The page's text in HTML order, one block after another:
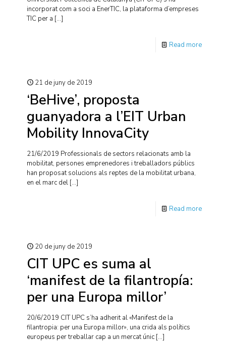
incorporat com a soci a EnerTIC, la plataforma d’empreses
TIC per a […]
Read more
21 de juny de 2019
‘BeHive’, proposta
guanyadora a l’EIT Urban
Mobility InnovaCity
21/6/2019 Professionals de sectors relacionats amb la
mobilitat, persones emprenedores i treballadors públics
han proposat solucions als reptes de la mobilitat urbana,
en el marc del […]
Read more
20 de juny de 2019
CIT UPC es suma al
‘manifest de la filantropía:
per una Europa millor’
20/6/2019 CIT UPC s’ha adherit al «Manifest de la
filantropia: per una Europa millor», una crida als polítics
europeus per treballar cap a un mercat únic […]